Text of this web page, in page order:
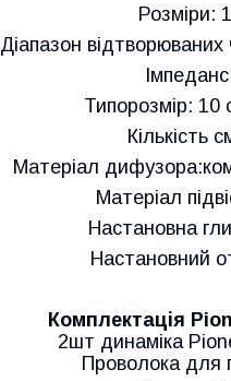
Розміри:
Діапазон
Типорозмір:
Кількість
Матеріал
Матеріал
Настановна
Настановний
Комплектація
2шт динаміка
Проволока для